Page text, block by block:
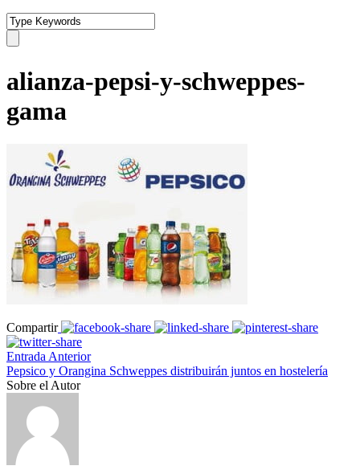
alianza-pepsi-y-schweppes-
gama
Compartir
Entrada Anterior
Pepsico y Orangina Schweppes distribuirán juntos en hostelería
Sobre el Autor